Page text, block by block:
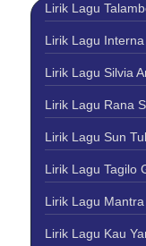
Lirik Lagu
Lirik Lagu
Lirik Lagu Silvia
Lirik Lagu Rana
Lirik Lagu Sun
Lirik Lagu Tagilo
Lirik Lagu
Lirik Lagu Kau